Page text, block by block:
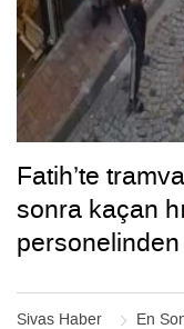
Sivas Haber
En
Fatih’te
sonra kaçan